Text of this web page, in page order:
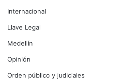
Internacional
Llave Legal
Medellín
Opinión
Orden público y judiciales